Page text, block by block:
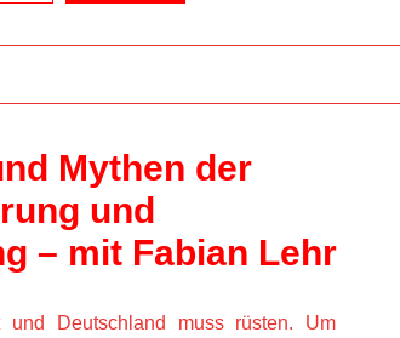
Mythen der
und
– mit Fabian Lehr
und Deutschland muss rüsten. Um